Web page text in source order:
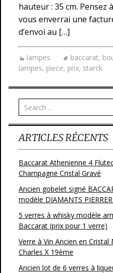
hauteur : 35 cm. Pensez
vous enverrai une
d’envoi au […]
lampes baccarat,
lampes, piece, prix, starck
ARTICLES RÉCENTS
Baccarat Athenienne 4
Champagne Cristal Gravé
Ancien gobelet signé
modèle DIAMANTS
5 verres à whisky modèle
Baccarat (prix pour 1 verre)
Verre à Vin Ancien en
Charles X 19ème
Ancien lot de 6 verres à